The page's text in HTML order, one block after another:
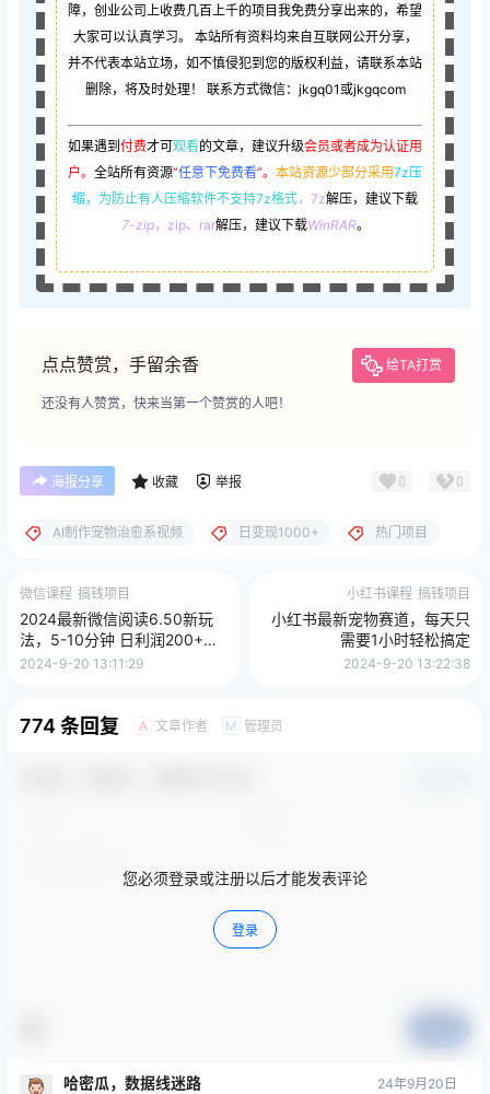
障，创业公司上收费几百上千的项目我免费分享出来的，希望
大家可以认真学习。 本站所有资料均来自互联网公开分享，
并不代表本站立场，如不慎侵犯到您的版权利益，请联系本站
删除，将及时处理！ 联系方式微信：jkgq01或jkgqcom
如果遇到 付费才可观看的文章，建议升级会员或者成为认证用
户。 全站所有资源“任意下免费看”。 本站资源少部分采用7z压
缩， 为防止有人压缩软件不支持7z格式，7z解压，建议下载
7-zip，zip、rar解压，建议下载WinRAR。
点点赞赏，手留余香 给TA打赏
还没有人赞赏，快来当第一个赞赏的人吧！
海报分享 收藏 举报 0 0
AI制作宠物治愈系视频 日变现1000+ 热门项目
微信课程 搞钱项目
2024最新微信阅读6.50新玩
法，5-10分钟 日利润200+，
0成本当日提现，可矩阵多号
2024-9-20 13:11:29
小红书课程 搞钱项目
小红书最新宠物赛道，每天只
需要1小时轻松搞定
2024-9-20 13:22:38
774 条回复 A 文章作者 M 管理员
您必须登录或注册以后才能发表评论
登录
哈密瓜，数据线迷路 24年9月20日